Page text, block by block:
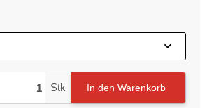
Stk In den Warenkorb